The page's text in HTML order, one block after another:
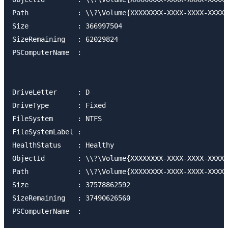
Path            : \\?\Volume{XXXXXXXX-XXXX-XXXX-XXXX-
Size            : 366997504
SizeRemaining   : 62029824
PSComputerName  :
DriveLetter     : D
DriveType       : Fixed
FileSystem      : NTFS
FileSystemLabel :
HealthStatus    : Healthy
ObjectId        : \\?\Volume{XXXXXXXX-XXXX-XXXX-XXXX-
Path            : \\?\Volume{XXXXXXXX-XXXX-XXXX-XXXX-
Size            : 37578862592
SizeRemaining   : 37490626560
PSComputerName  :